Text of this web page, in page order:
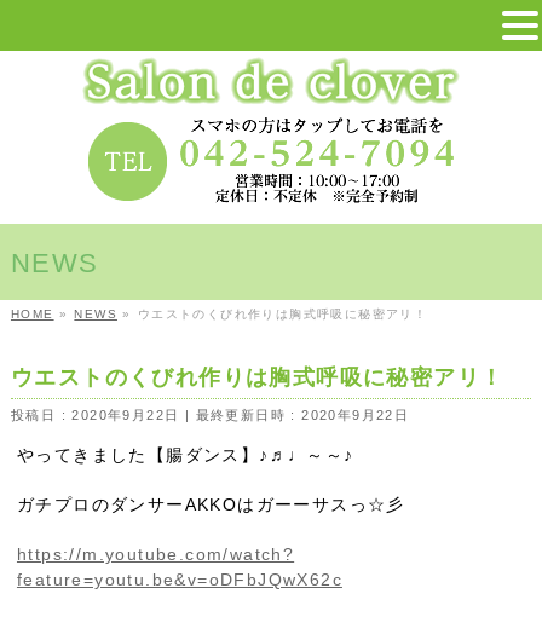
NEWS
HOME » NEWS » ウエストのくびれ作りは胸式呼吸に秘密アリ！
ウエストのくびれ作りは胸式呼吸に秘密アリ！
投稿日 : 2020年9月22日 最終更新日時 : 2020年9月22日
やってきました【腸ダンス】♪♬♩～～♪
ガチプロのダンサーAKKOはガーーサスっ☆彡
https://m.youtube.com/watch?
feature=youtu.be&v=oDFbJQwX62c